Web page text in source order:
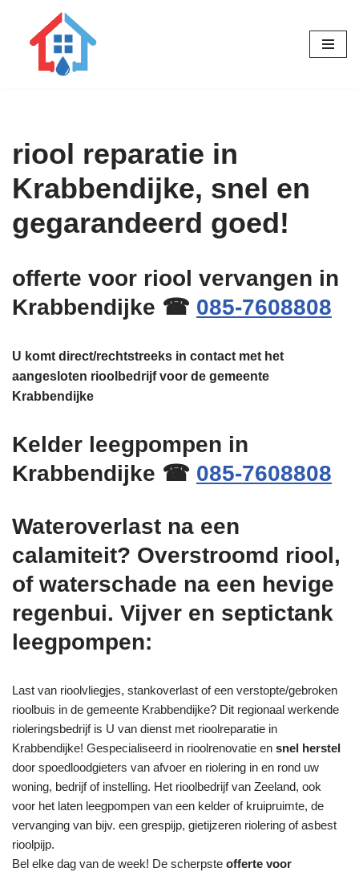
riool reparatie in
Krabbendijke, snel en
gegarandeerd goed!
offerte voor riool vervangen in
Krabbendijke ☎ 085-7608808
U komt direct/rechtstreeks in contact met het
aangesloten rioolbedrijf voor de gemeente
Krabbendijke
Kelder leegpompen in
Krabbendijke ☎ 085-7608808
Wateroverlast na een
calamiteit? Overstroomd riool,
of waterschade na een hevige
regenbui. Vijver en septictank
leegpompen:
Last van rioolvliegjes, stankoverlast of een verstopte/gebroken
rioolbuis in de gemeente Krabbendijke? Dit regionaal werkende
rioleringsbedrijf is U van dienst met rioolreparatie in
Krabbendijke! Gespecialiseerd in rioolrenovatie en snel herstel
door spoedloodgieters van afvoer en riolering in en rond uw
woning, bedrijf of instelling. Het rioolbedrijf van Zeeland, ook
voor het laten leegpompen van een kelder of kruipruimte, de
vervanging van bijv. een grespijp, gietijzeren riolering of asbest
rioolpijp.
Bel elke dag van de week! De scherpste offerte voor